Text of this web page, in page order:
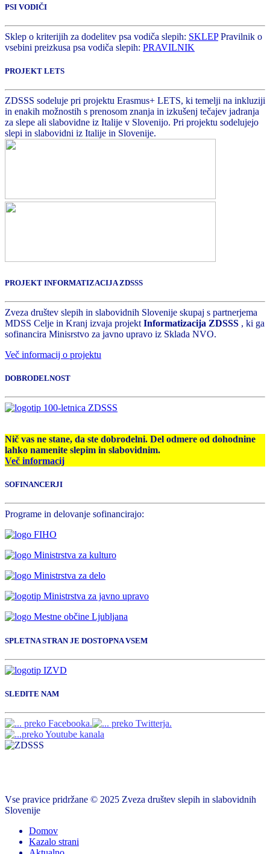
PSI VODIČI
Sklep o kriterijih za dodelitev psa vodiča slepih: SKLEPPravilnik o
vsebini preizkusa psa vodiča slepih: PRAVILNIK
PROJEKT LETS
ZDSSS sodeluje pri projektu Erasmus+ LETS, ki temelji na inkluziji
in enakih možnostih s prenosom znanja in izkušenj tečajev jadranja
za slepe ali slabovidne iz Italije v Slovenijo. Pri projektu sodelujejo
slepi in slabovidni iz Italije in Slovenije.
PROJEKT INFORMATIZACIJA ZDSSS
Zveza društev slepih in slabovidnih Slovenije skupaj s partnerjema
MDSS Celje in Kranj izvaja projekt Informatizacija ZDSSS , ki ga
sofinancira Minisrstvo za javno upravo iz Sklada NVO.
Več informacij o projektu
DOBRODELNOST
Nič vas ne stane, da ste dobrodelni. Del odmere od dohodnine
lahko namenite slepim in slabovidnim.
Več informacij
SOFINANCERJI
Programe in delovanje sofinancirajo:
SPLETNA STRAN JE DOSTOPNA VSEM
SLEDITE NAM
Vse pravice pridržane © 2025 Zveza društev slepih in slabovidnih
Slovenije
Domov
Kazalo strani